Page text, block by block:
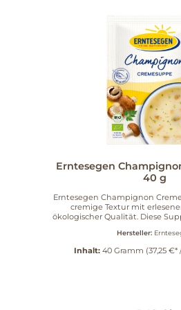
Erntesegen
40 g
Erntesegen Champignon
cremige Textur mit
ökologischer Qualität. Diese
Ihren Tisch. Die sorgfältige
vollen Champignon-
bewusst auf Palmöl.
Hersteller:
Inhalt: 40 Gramm (37,25